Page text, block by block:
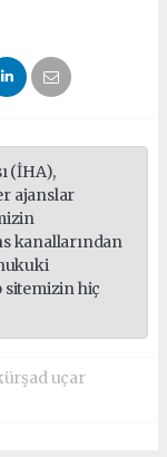
(İHA),
ajanslar
kanallarından
sitemizin hiç
uçar